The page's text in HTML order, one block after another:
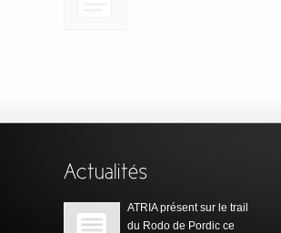
ATRIA présent sur le trail
du Rodo de Pordic ce